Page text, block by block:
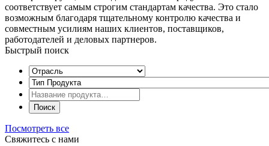
соответствует самым строгим стандартам качества. Это стало
возможным благодаря тщательному контролю качества и
совместным усилиям наших клиентов, поставщиков,
работодателей и деловых партнеров.
Быстрый поиск
Посмотреть все
Свяжитесь с нами